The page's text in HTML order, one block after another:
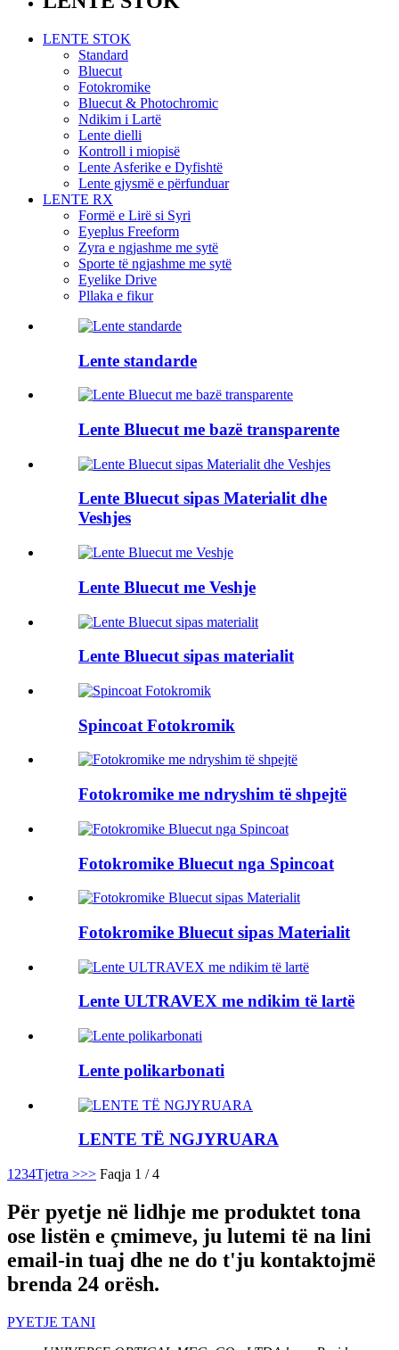
LENTE STOK
Standard
Bluecut
Fotokromike
Bluecut & Photochromic
Ndikim i Lartë
Lente dielli
Kontroll i miopisë
Lente Asferike e Dyfishtë
Lente gjysmë e përfunduar
LENTE RX
Formë e Lirë si Syri
Eyeplus Freeform
Zyra e ngjashme me sytë
Sporte të ngjashme me sytë
Eyelike Drive
Pllaka e fikur
Lente standarde
Lente Bluecut me bazë transparente
Lente Bluecut sipas Materialit dhe
Veshjes
Lente Bluecut me Veshje
Lente Bluecut sipas materialit
Spincoat Fotokromik
Fotokromike me ndryshim të shpejtë
Fotokromike Bluecut nga Spincoat
Fotokromike Bluecut sipas Materialit
Lente ULTRAVEX me ndikim të lartë
Lente polikarbonati
LENTE TË NGJYRUARA
1 234Tjetra >>> Faqja 1 / 4
Për pyetje në lidhje me produktet tona
ose listën e çmimeve, ju lutemi të na lini
email-in tuaj dhe ne do t'ju kontaktojmë
brenda 24 orësh.
PYETJE TANI